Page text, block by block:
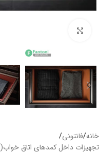
خانه/فانتونی/
تجهیزات داخل کمدهای اتاق خواب(J series accessories wardrobe)